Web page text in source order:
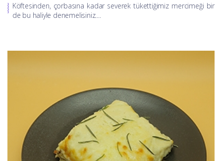
Köftesinden, çorbasına kadar severek tükettiğimiz mercimeği bir
de bu haliyle denemelisiniz....